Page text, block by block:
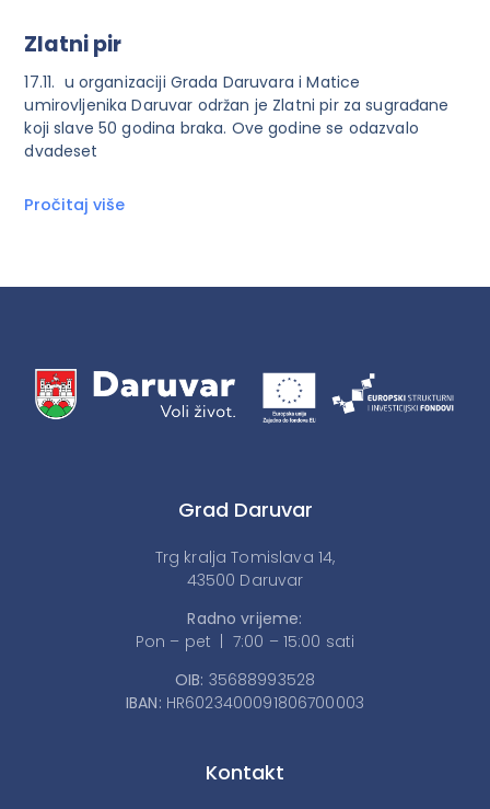
Zlatni pir
17.11. u organizaciji Grada Daruvara i Matice
umirovljenika Daruvar održan je Zlatni pir za sugrađane
koji slave 50 godina braka. Ove godine se odazvalo
dvadeset
Pročitaj više
Grad Daruvar
Trg kralja Tomislava 14,
43500 Daruvar
Radno vrijeme:
Pon – pet | 7:00 – 15:00 sati
OIB: 35688993528
IBAN: HR6023400091806700003
Kontakt